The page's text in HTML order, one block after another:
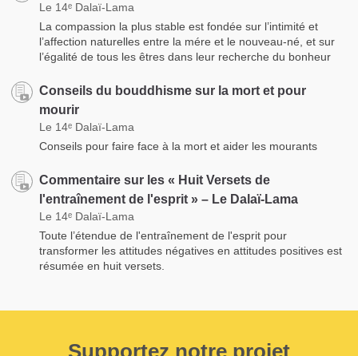
Le 14ᵉ Dalaï-Lama
La compassion la plus stable est fondée sur l’intimité et
l’affection naturelles entre la mére et le nouveau-né, et sur
l’égalité de tous les êtres dans leur recherche du bonheur
Conseils du bouddhisme sur la mort et pour
mourir
Le 14ᵉ Dalaï-Lama
Conseils pour faire face à la mort et aider les mourants
Commentaire sur les « Huit Versets de
l'entraînement de l'esprit » – Le Dalaï-Lama
Le 14ᵉ Dalaï-Lama
Toute l’étendue de l'entraînement de l'esprit pour
transformer les attitudes négatives en attitudes positives est
résumée en huit versets.
Supportez notre projet